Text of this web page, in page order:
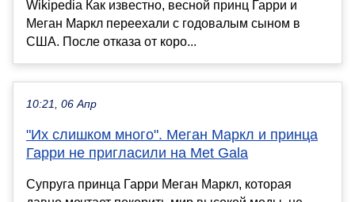
Wikipedia Как известно, весной принц Гарри и
Меган Маркл переехали с годовалым сыном в
США. После отказа от коро...
10:21, 06 Апр
"Их слишком много". Меган Маркл и принца
Гарри не пригласили на Met Gala
Супруга принца Гарри Меган Маркл, которая